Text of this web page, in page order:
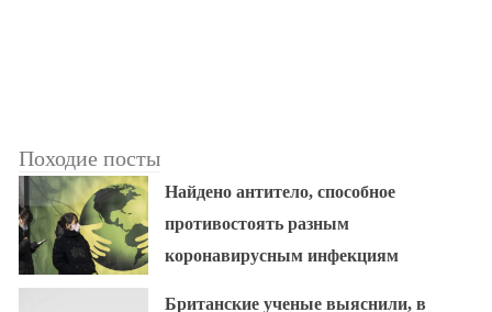
Походие посты
Найдено антитело, способное
противостоять разным
коронавирусным инфекциям
Британские ученые выяснили, в